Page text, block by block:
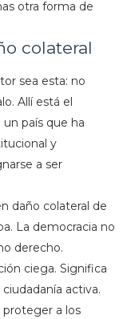
otra forma de
colateral
sea esta: no
Allí está el
país que ha
y
a ser
daño colateral de
La democracia no
derecho.
ciega. Significa
activa.
proteger a los